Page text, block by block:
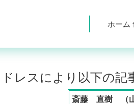
ホーム
レスにより以下の記
斎藤 直樹 （山